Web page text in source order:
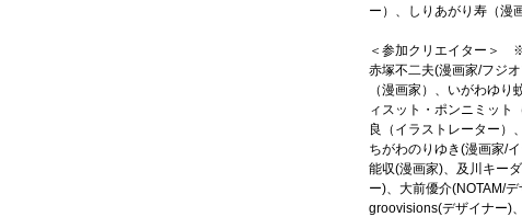
ー）、しりあがり寿（漫
＜参加クリエイター＞
赤塚不二夫(漫画家/フジ
（漫画家）、いがわゆ
ィスット・ポンニミッ
良（イラストレーター）
ちがわのりゆき(漫画家/
能収(漫画家)、及川キー
ー)、大前優介(NOTAM/デ
groovisions(デザイナー)